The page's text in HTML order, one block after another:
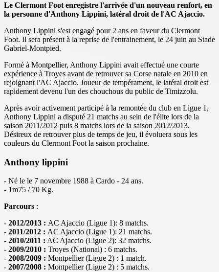
Le Clermont Foot enregistre l'arrivée d'un nouveau renfort, en
la personne d'Anthony Lippini, latéral droit de l'AC Ajaccio.
Anthony Lippini s'est engagé pour 2 ans en faveur du Clermont
Foot. Il sera présent à la reprise de l'entrainement, le 24 juin au Stade
Gabriel-Montpied.
Formé à Montpellier, Anthony Lippini avait effectué une courte
expérience à Troyes avant de retrouver sa Corse natale en 2010 en
rejoignant l'AC Ajaccio. Joueur de tempérament, le latéral droit est
rapidement devenu l'un des chouchous du public de Timizzolu.
Après avoir activement participé à la remontée du club en Ligue 1,
Anthony Lippini a disputé 21 matchs au sein de l'élite lors de la
saison 2011/2012 puis 8 matchs lors de la saison 2012/2013.
Désireux de retrouver plus de temps de jeu, il évoluera sous les
couleurs du Clermont Foot la saison prochaine.
Anthony lippini
- Né le le 7 novembre 1988 à Cardo - 24 ans.
- 1m75 / 70 Kg.
Parcours :
- 2012/2013 : AC Ajaccio (Ligue 1): 8 matchs.
- 2011/2012 : AC Ajaccio (Ligue 1): 21 matchs.
- 2010/2011 : AC Ajaccio (Ligue 2): 32 matchs.
- 2009/2010 : Troyes (National) : 6 matchs.
- 2008/2009 : Montpellier (Ligue 2) : 1 match.
- 2007/2008 : Montpellier (Ligue 2) : 5 matchs.